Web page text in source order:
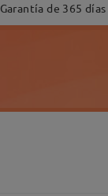
Garantía de 365 días